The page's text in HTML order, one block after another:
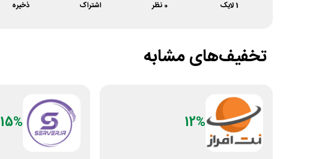
1 لایک 0 نظر اشتراک ذخیره
تخفیف‌های مشابه
12%
15%